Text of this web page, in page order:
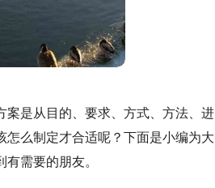
案是从目的、要求、方式、方法、进
怎么制定才合适呢？下面是小编为大
需要的朋友。